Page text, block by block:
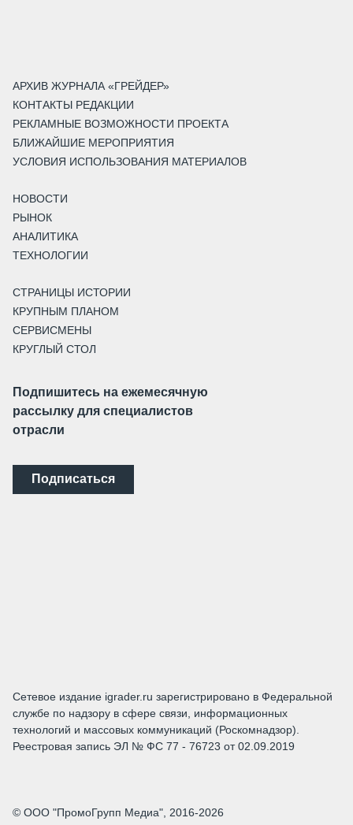
АРХИВ ЖУРНАЛА «ГРЕЙДЕР»
КОНТАКТЫ РЕДАКЦИИ
РЕКЛАМНЫЕ ВОЗМОЖНОСТИ ПРОЕКТА
БЛИЖАЙШИЕ МЕРОПРИЯТИЯ
УСЛОВИЯ ИСПОЛЬЗОВАНИЯ МАТЕРИАЛОВ
НОВОСТИ
РЫНОК
АНАЛИТИКА
ТЕХНОЛОГИИ
СТРАНИЦЫ ИСТОРИИ
КРУПНЫМ ПЛАНОМ
СЕРВИСМЕНЫ
КРУГЛЫЙ СТОЛ
Подпишитесь на ежемесячную
рассылку для специалистов
отрасли
Подписаться
Сетевое издание igrader.ru зарегистрировано в Федеральной
службе по надзору в сфере связи, информационных
технологий и массовых коммуникаций (Роскомнадзор).
Реестровая запись ЭЛ № ФС 77 - 76723 от 02.09.2019
© ООО "ПромоГрупп Медиа", 2016-2026